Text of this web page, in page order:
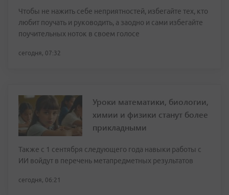
Чтобы не нажить себе неприятностей, избегайте тех, кто
любит поучать и руководить, а заодно и сами избегайте
поучительных ноток в своем голосе
сегодня, 07:32
Уроки математики, биологии,
химии и физики станут более
прикладными
Также с 1 сентября следующего года навыки работы с
ИИ войдут в перечень метапредметных результатов
сегодня, 06:21